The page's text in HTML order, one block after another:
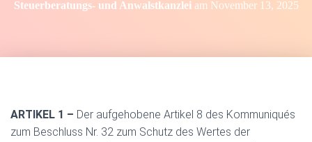
Steuerberatungs- und Anwalstkanzleiam November 13, 2025
ARTIKEL 1 – Der aufgehobene Artikel 8 des Kommuniqués
zum Beschluss Nr. 32 zum Schutz des Wertes der